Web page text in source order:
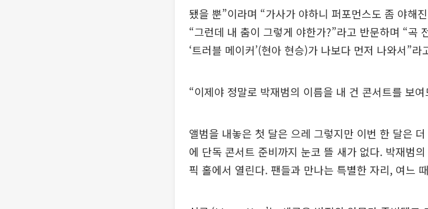
됐을 뿐”이라며 “가사가 야하니 퍼포먼스도 좀 야해
“그런데 내 춤이 그렇게 야한가?”라고 반문하며 “곡
‘트러블 메이커’(현아 현승)가 나보다 먼저 나와서”라
“이제야 정말로 박재범의 이름을 내 건 콘서트를 보
앨범을 내놓은 첫 달은 으레 그렇지만 이번 한 달은
에 단독 콘서트 준비까지 눈코 뜰 새가 없다. 박재범
픽 홀에서 열린다. 팬들과 만나는 특별한 자리, 여느